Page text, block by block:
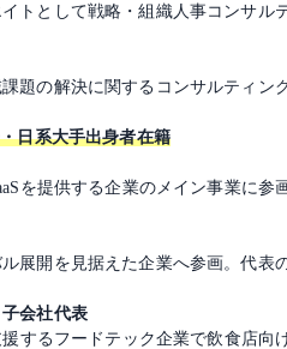
トとして戦略・組織人事コンサル
題の解決に関するコンサルティ
日系大手出身者在籍
を提供する企業のメイン事業に
展開を見据えた企業へ参画。代表
会社代表
するフードテック企業で飲食店向